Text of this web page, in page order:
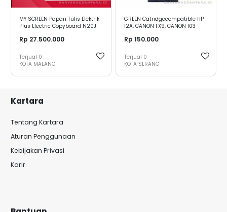
MY SCREEN Papan Tulis Elektrik
Plus Electric Copyboard N20J
Rp 27.500.000
Terjual 0
KOTA MALANG
GREEN Catridgecompatible HP
12A, CANON FX9, CANON 103
Rp 150.000
Terjual 0
KOTA SERANG
Kartara
Tentang Kartara
Aturan Penggunaan
Kebijakan Privasi
Karir